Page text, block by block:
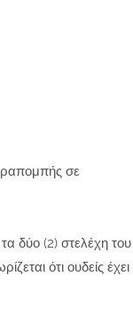
σε
δύο (2) στελέχη του
ότι ουδείς έχει